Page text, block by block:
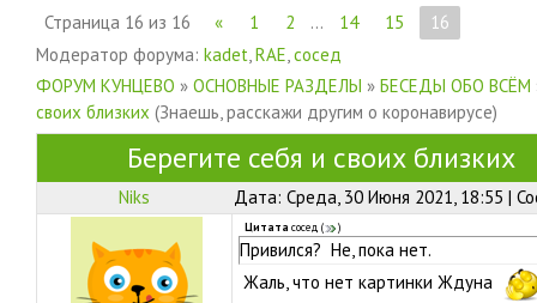
Страница 16 из 16 « 1 2 … 14 15
16
Модератор форума: kadet,RAE,сосед
ФОРУМ КУНЦЕВО » ОСНОВНЫЕ РАЗДЕЛЫ » БЕСЕДЫ ОБО ВСЁМ
своих близких (Знаешь, расскажи другим о коронавирусе)
Берегите себя и своих близких
Niks Дата: Среда, 30 Июня 2021, 18:55 |
Цитата сосед ( )
Привился? Не, пока нет.
Жаль, что нет картинки Ждуна